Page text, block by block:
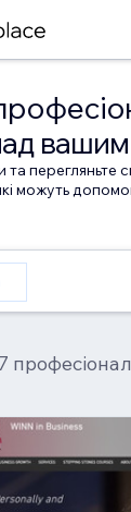
та перегляньте
можуть